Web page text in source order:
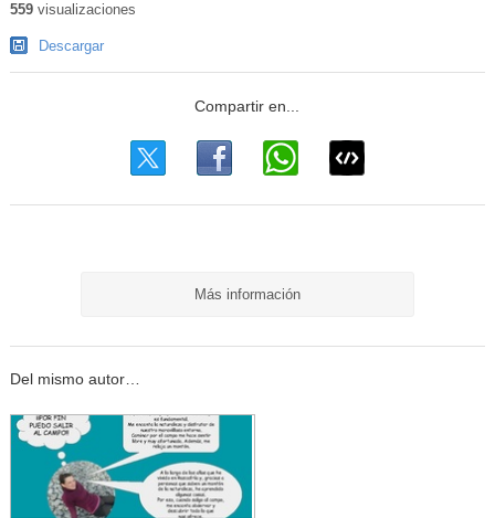
559visualizaciones
Descargar
Más información
Del mismo autor…